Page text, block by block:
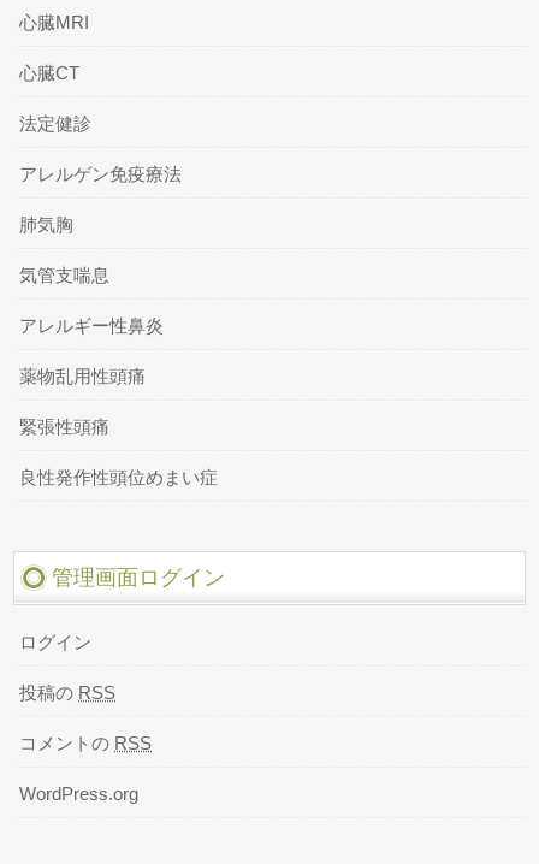
心臓MRI
心臓CT
法定健診
アレルゲン免疫療法
肺気胸
気管支喘息
アレルギー性鼻炎
薬物乱用性頭痛
緊張性頭痛
良性発作性頭位めまい症
管理画面ログイン
ログイン
投稿の RSS
コメントの RSS
WordPress.org